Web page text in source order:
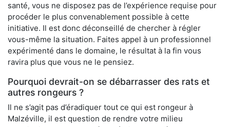
santé, vous ne disposez pas de l’expérience requise pour
procéder le plus convenablement possible à cette
initiative. Il est donc déconseillé de chercher à régler
vous-même la situation. Faites appel à un professionnel
expérimenté dans le domaine, le résultat à la fin vous
ravira plus que vous ne le pensiez.
Pourquoi devrait-on se débarrasser des rats et
autres rongeurs ?
Il ne s’agit pas d’éradiquer tout ce qui est rongeur à
Malzéville, il est question de rendre votre milieu